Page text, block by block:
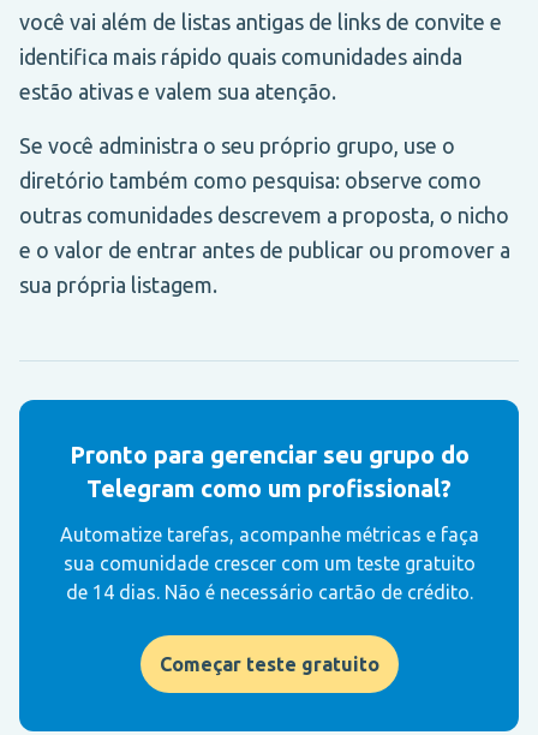
você vai além de listas antigas de links de convite e
identifica mais rápido quais comunidades ainda
estão ativas e valem sua atenção.
Se você administra o seu próprio grupo, use o
diretório também como pesquisa: observe como
outras comunidades descrevem a proposta, o nicho
e o valor de entrar antes de publicar ou promover a
sua própria listagem.
Pronto para gerenciar seu grupo do
Telegram como um profissional?
Automatize tarefas, acompanhe métricas e faça
sua comunidade crescer com um teste gratuito
de 14 dias. Não é necessário cartão de crédito.
Começar teste gratuito